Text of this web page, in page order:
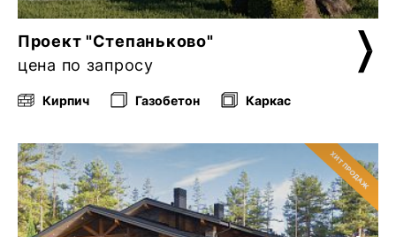
Проект "Степаньково"
цена по запросу
Кирпич Газобетон Каркас